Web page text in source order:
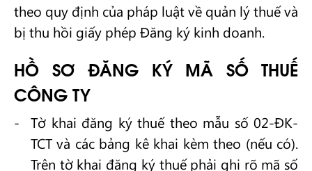
theo quy định của pháp luật về quản lý thuế và
bị thu hồi giấy phép Đăng ký kinh doanh.
HỒ SƠ ĐĂNG KÝ MÃ SỐ THUẾ
CÔNG TY
Tờ khai đăng ký thuế theo mẫu số 02-ĐK-
TCT và các bảng kê khai kèm theo (nếu có).
Trên tờ khai đăng ký thuế phải ghi rõ mã số